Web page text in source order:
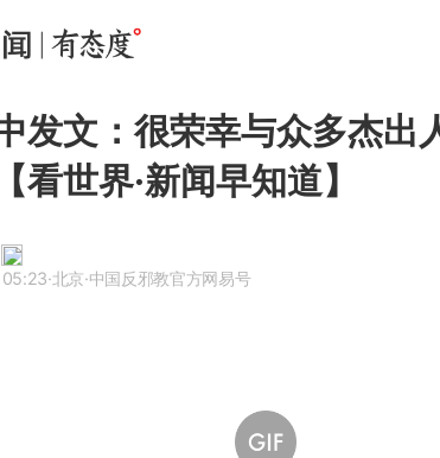
发文：很荣幸与众多杰出
看世界·新闻早知道】
·北京·中国反邪教官方网易号